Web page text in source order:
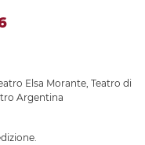
Elsa Morante, Teatro di
Argentina